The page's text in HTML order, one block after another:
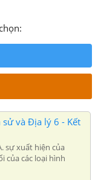
sử và Địa lý 6 - Kết
sự xuất hiện của
của các loại hình